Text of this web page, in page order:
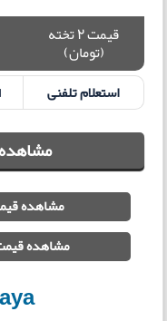
قیمت 2 تخته
(تومان)
استعلام تلفنی
مشاهده
مشاهده